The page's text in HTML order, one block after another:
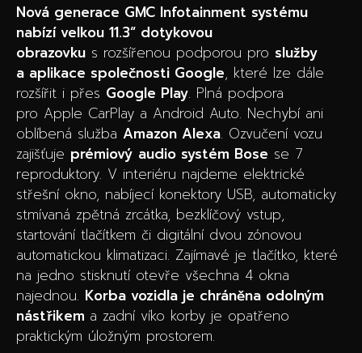
Nová generace GMC Infotainment systému
nabízí velkou 11.3“ dotykovou
obrazovku s rozšířenou podporou pro služby
a aplikace společnosti Google, které lze dále
rozšířit i přes Google Play. Plná podpora
pro Apple CarPlay a Android Auto. Nechybí ani
oblíbená služba Amazon Alexa. Ozvučení vozu
zajišťuje prémiový audio systém Bose se 7
reproduktory. V interiéru najdeme elektrické
střešní okno, nabíjecí konektory USB, automaticky
stmívaná zpětná zrcátka, bezklíčový vstup,
startování tlačítkem či digitální dvou zónovou
automatickou klimatizaci. Zajímavé je tlačítko, které
na jedno stisknutí otevře všechna 4 okna
najednou. Korba vozidla je chráněna odolným
nástřikem a zadní víko korby je opatřeno
praktickým úložným prostorem.